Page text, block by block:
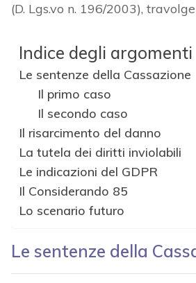
(D. Lgs.vo n. 196/2003),
Indice degli argomenti
Le sentenze della Cassazione
Il primo caso
Il secondo caso
Il risarcimento del danno
La tutela dei diritti inviolabili
Le indicazioni del GDPR
Il Considerando 85
Lo scenario futuro
Le sentenze della